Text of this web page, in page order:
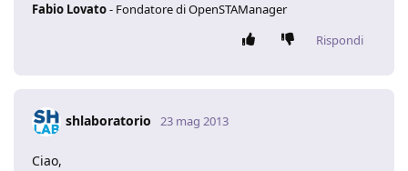
Fabio Lovato- Fondatore di OpenSTAManager
Rispondi
shlaboratorio 23 mag 2013
Ciao,